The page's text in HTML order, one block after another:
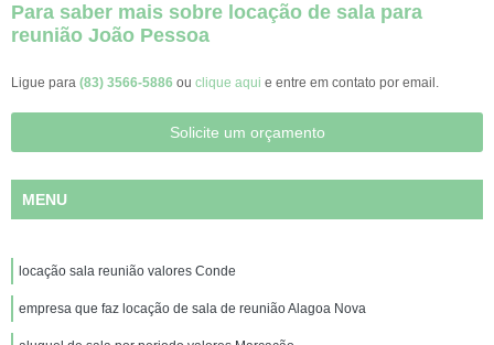
Para saber mais sobre locação de sala para
reunião João Pessoa
Ligue para (83) 3566-5886 ou clique aqui e entre em contato por email.
Solicite um orçamento
MENU
locação sala reunião valores Conde
empresa que faz locação de sala de reunião Alagoa Nova